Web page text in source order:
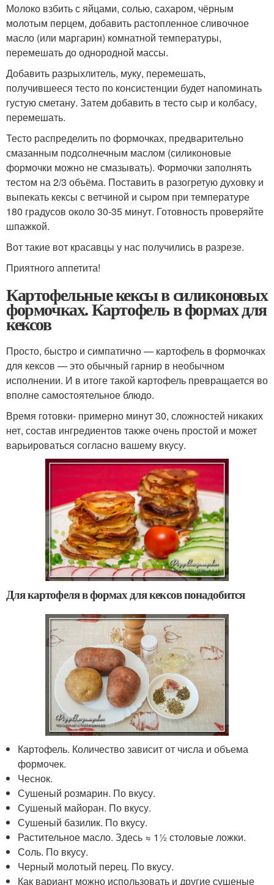
Молоко взбить с яйцами, солью, сахаром, чёрным
молотым перцем, добавить растопленное сливочное
масло (или маргарин) комнатной температуры,
перемешать до однородной массы.
Добавить разрыхлитель, муку, перемешать,
получившееся тесто по консистенции будет напоминать
густую сметану. Затем добавить в тесто сыр и колбасу,
перемешать.
Тесто распределить по формочках, предварительно
смазанным подсолнечным маслом (силиконовые
формочки можно не смазывать). Формочки заполнять
тестом на 2/3 объёма. Поставить в разогретую духовку и
выпекать кексы с ветчиной и сыром при температуре
180 градусов около 30-35 минут. Готовность проверяйте
шпажкой.
Вот такие вот красавцы у нас получились в разрезе.
Приятного аппетита!
Картофельные кексы в силиконовых
формочках. Картофель в формах для
кексов
Просто, быстро и симпатично — картофель в формочках
для кексов — это обычный гарнир в необычном
исполнении. И в итоге такой картофель превращается во
вполне самостоятельное блюдо.
Время готовки- примерно минут 30, сложностей никаких
нет, состав ингредиентов также очень простой и может
варьироваться согласно вашему вкусу.
Для картофеля в формах для кексов понадобится
Картофель. Количество зависит от числа и объема
формочек.
Чеснок.
Сушеный розмарин. По вкусу.
Сушеный майоран. По вкусу.
Сушеный базилик. По вкусу.
Растительное масло. Здесь ≈ 1½ столовые ложки.
Соль. По вкусу.
Черный молотый перец. По вкусу.
Как вариант можно использовать и другие сушеные